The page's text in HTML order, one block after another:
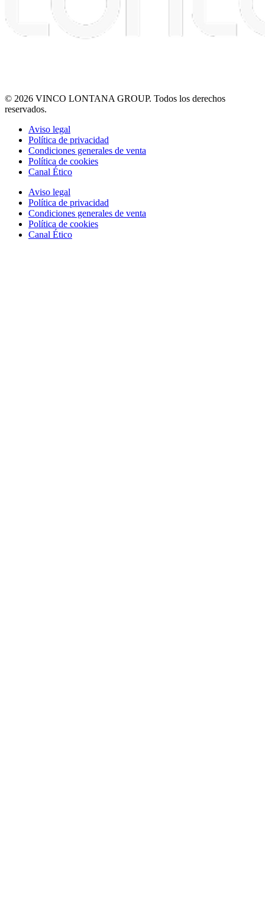
© 2026 VINCO LONTANA GROUP. Todos los derechos
reservados.
Aviso legal
Política de privacidad
Condiciones generales de venta
Política de cookies
Canal Ético
Aviso legal
Política de privacidad
Condiciones generales de venta
Política de cookies
Canal Ético